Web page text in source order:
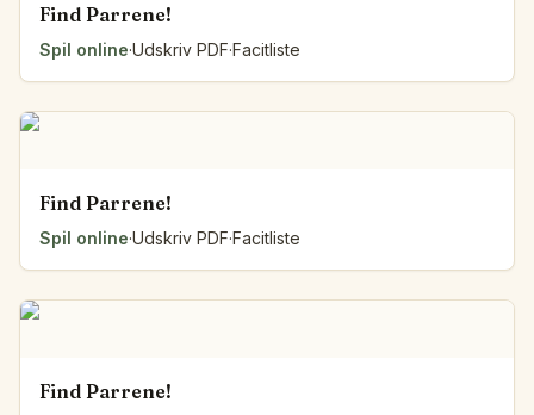
Find Parrene!
Spil online·Udskriv PDF·Facitliste
Find Parrene!
Spil online·Udskriv PDF·Facitliste
Find Parrene!